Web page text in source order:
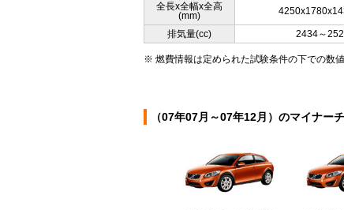
全長x全幅x全高
(mm)
排気量(cc) 2434～
※ 燃費情報は定められた試験条件の下での数
（07年07月～07年12月）のマイナー